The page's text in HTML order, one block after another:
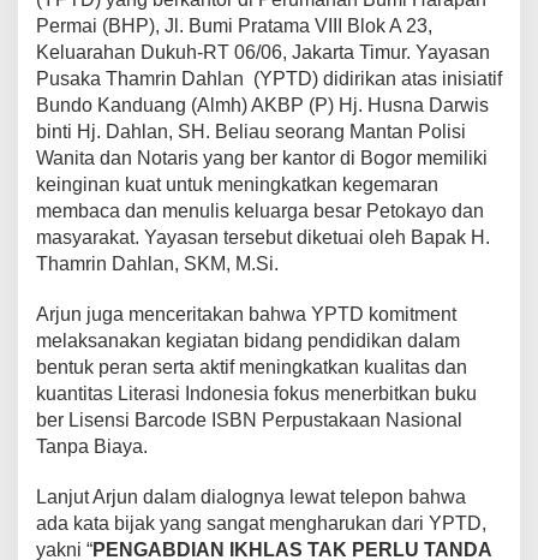
Permai (BHP), Jl. Bumi Pratama VIII Blok A 23,
Keluarahan Dukuh-RT 06/06, Jakarta Timur. Yayasan
Pusaka Thamrin Dahlan (YPTD) didirikan atas inisiatif
Bundo Kanduang (Almh) AKBP (P) Hj. Husna Darwis
binti Hj. Dahlan, SH. Beliau seorang Mantan Polisi
Wanita dan Notaris yang ber kantor di Bogor memiliki
keinginan kuat untuk meningkatkan kegemaran
membaca dan menulis keluarga besar Petokayo dan
masyarakat. Yayasan tersebut diketuai oleh Bapak H.
Thamrin Dahlan, SKM, M.Si.
Arjun juga menceritakan bahwa YPTD komitment
melaksanakan kegiatan bidang pendidikan dalam
bentuk peran serta aktif meningkatkan kualitas dan
kuantitas Literasi Indonesia fokus menerbitkan buku
ber Lisensi Barcode ISBN Perpustakaan Nasional
Tanpa Biaya.
Lanjut Arjun dalam dialognya lewat telepon bahwa
ada kata bijak yang sangat mengharukan dari YPTD,
yakni “PENGABDIAN IKHLAS TAK PERLU TANDA